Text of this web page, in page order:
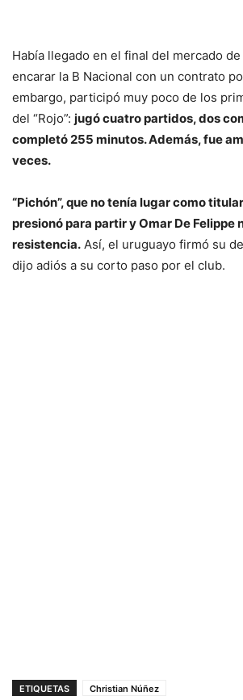
Había llegado en el final del mercado
encarar la B Nacional con un contrato
embargo, participó muy poco de los
del “Rojo”: jugó cuatro partidos, dos
completó 255 minutos. Además, fue
veces.
“Pichón”, que no tenía lugar como
presionó para partir y Omar De Felippe
resistencia. Así, el uruguayo firmó su
dijo adiós a su corto paso por el club.
ETIQUETAS Christian Núñez